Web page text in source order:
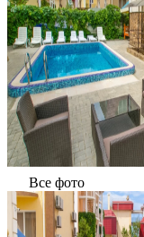
Все фото